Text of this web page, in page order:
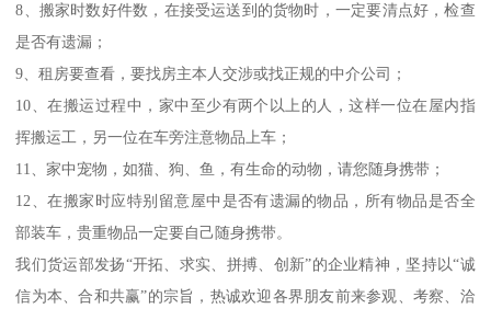
8、搬家时数好件数，在接受运送到的货物时，一定要清点好，检查
是否有遗漏；
9、租房要查看，要找房主本人交涉或找正规的中介公司；
10、在搬运过程中，家中至少有两个以上的人，这样一位在屋内指
挥搬运工，另一位在车旁注意物品上车；
11、家中宠物，如猫、狗、鱼，有生命的动物，请您随身携带；
12、在搬家时应特别留意屋中是否有遗漏的物品，所有物品是否全
部装车，贵重物品一定要自己随身携带。
我们货运部发扬“开拓、求实、拼搏、创新”的企业精神，坚持以“诚
信为本、合和共赢”的宗旨，热诚欢迎各界朋友前来参观、考察、洽